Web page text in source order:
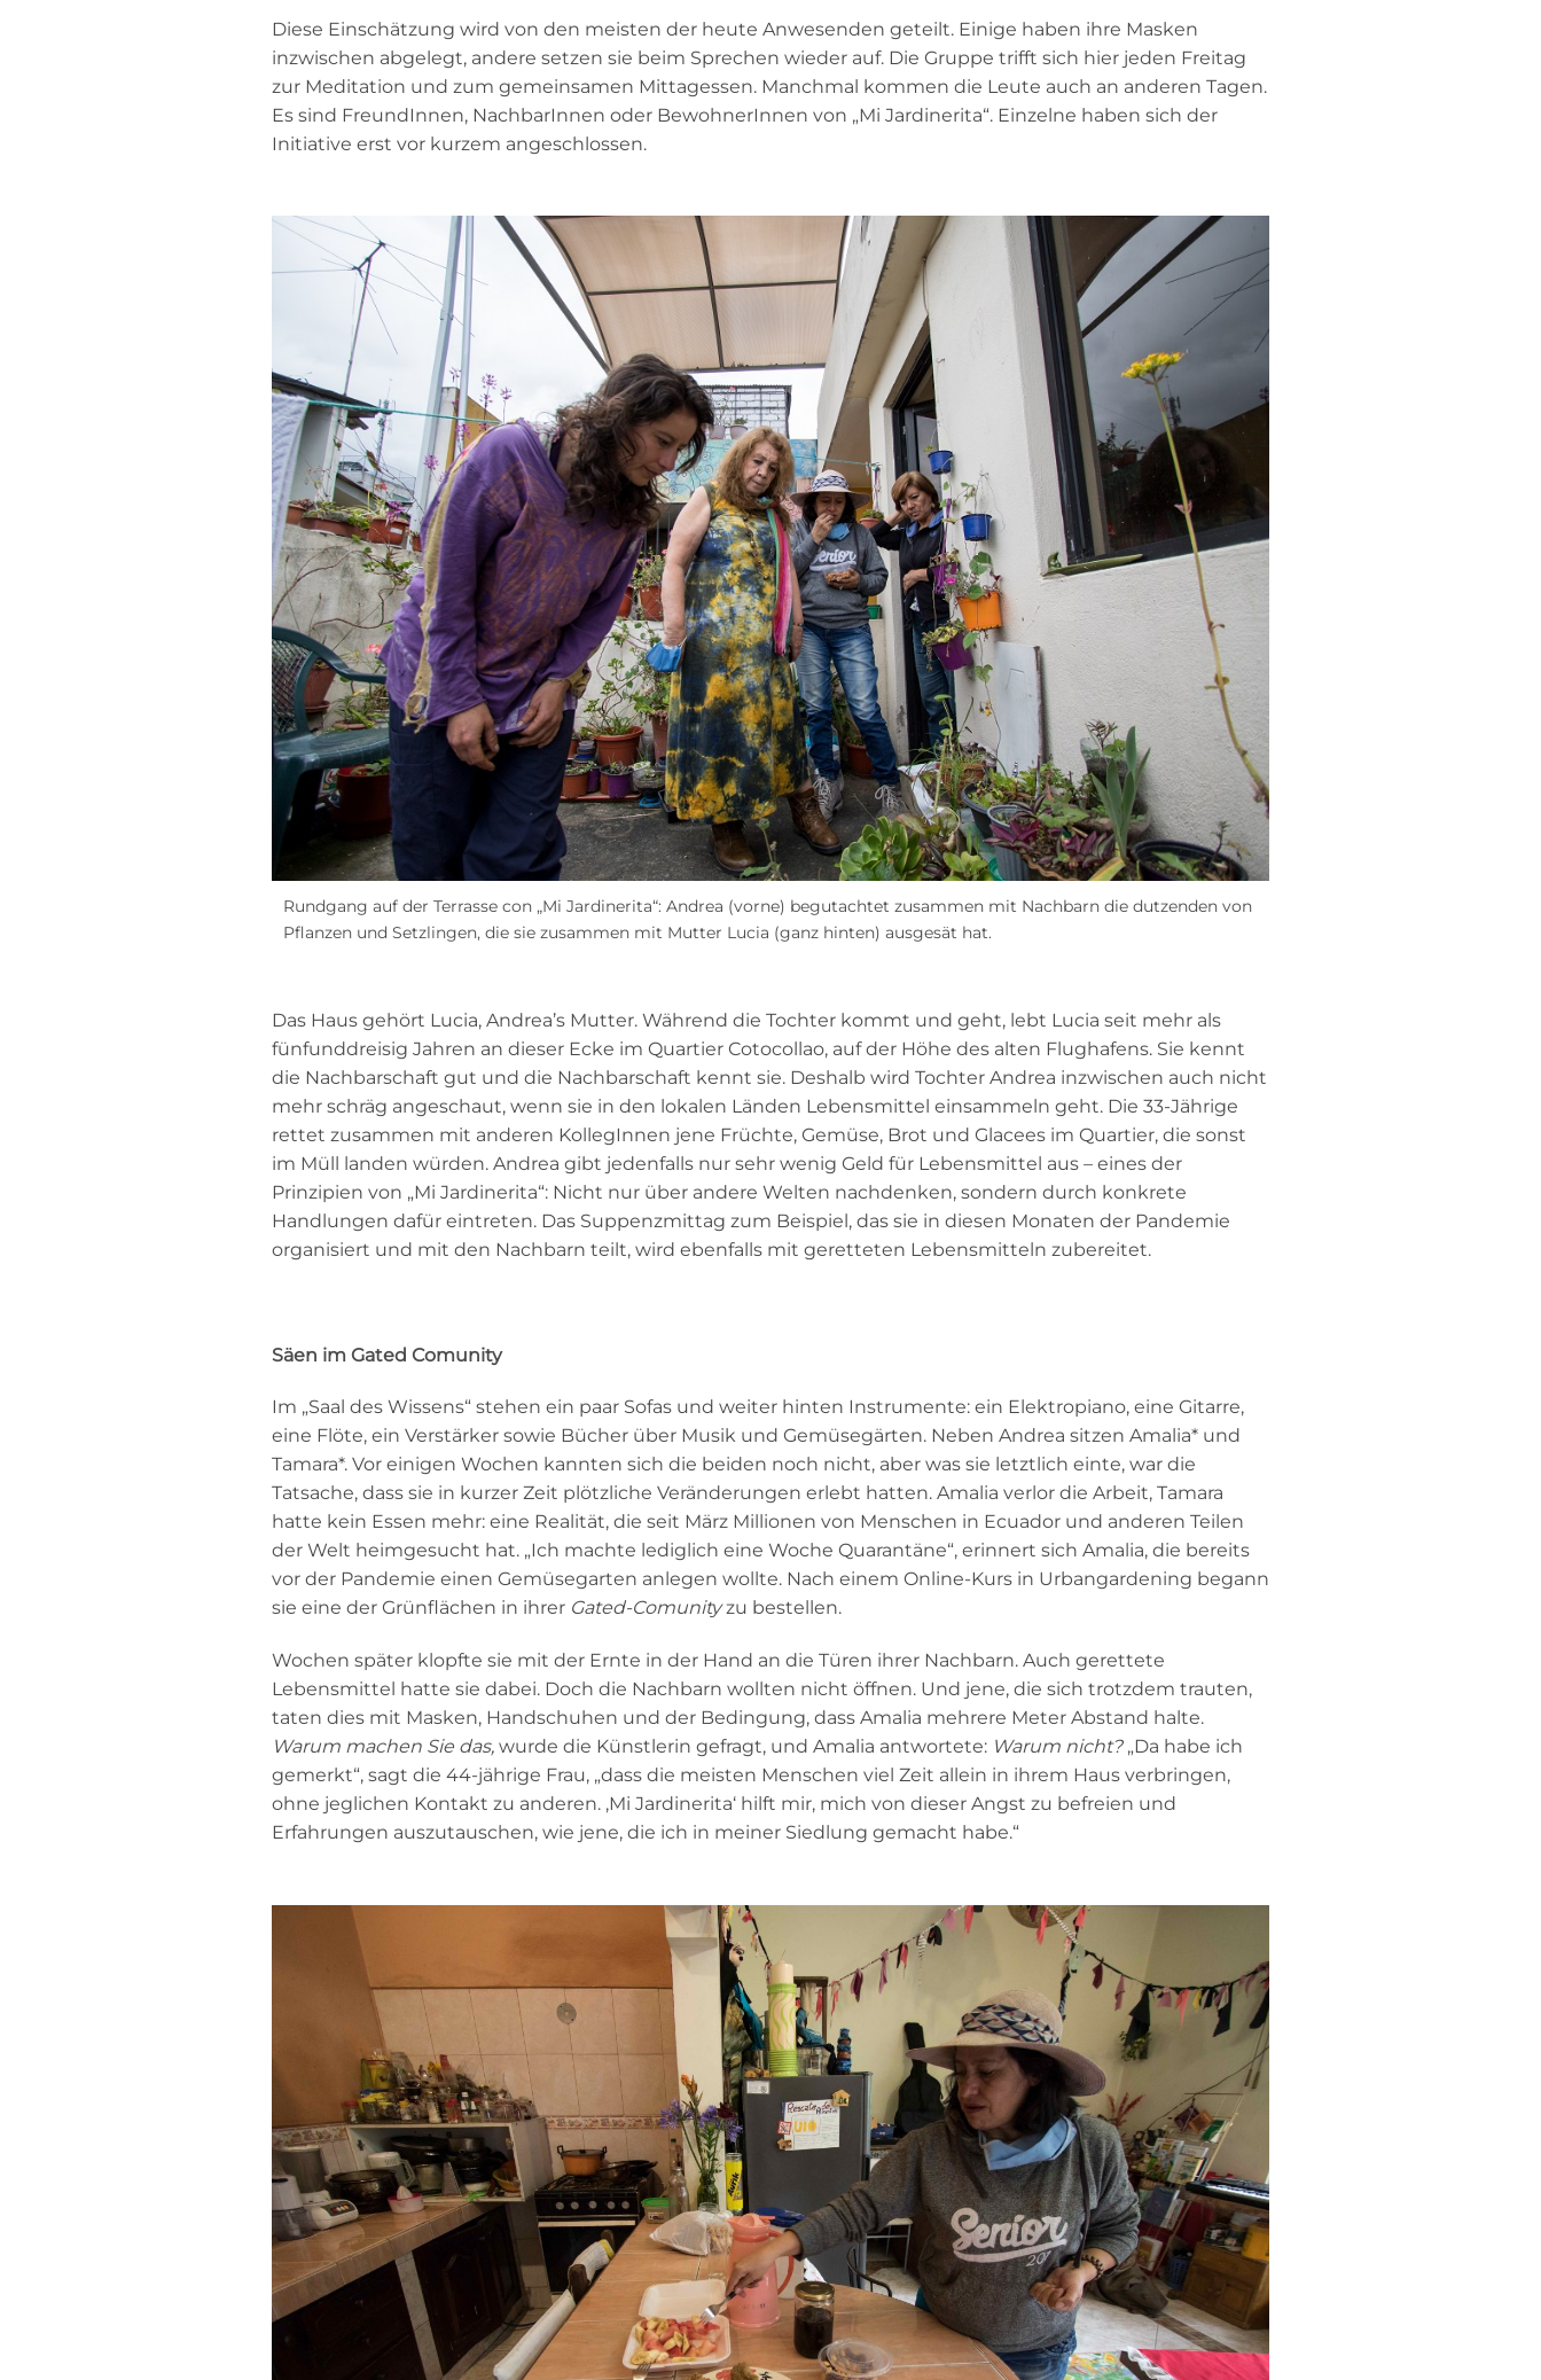
Diese Einschätzung wird von den meisten der heute Anwesenden geteilt. Einige haben ihre Masken
inzwischen abgelegt, andere setzen sie beim Sprechen wieder auf. Die Gruppe trifft sich hier jeden Freitag
zur Meditation und zum gemeinsamen Mittagessen. Manchmal kommen die Leute auch an anderen Tagen.
Es sind FreundInnen, NachbarInnen oder BewohnerInnen von „Mi Jardinerita“. Einzelne haben sich der
Initiative erst vor kurzem angeschlossen.
Rundgang auf der Terrasse con „Mi Jardinerita“: Andrea (vorne) begutachtet zusammen mit Nachbarn die dutzenden von
Pflanzen und Setzlingen, die sie zusammen mit Mutter Lucia (ganz hinten) ausgesät hat.
Das Haus gehört Lucia, Andrea’s Mutter. Während die Tochter kommt und geht, lebt Lucia seit mehr als
fünfunddreisig Jahren an dieser Ecke im Quartier Cotocollao, auf der Höhe des alten Flughafens. Sie kennt
die Nachbarschaft gut und die Nachbarschaft kennt sie. Deshalb wird Tochter Andrea inzwischen auch nicht
mehr schräg angeschaut, wenn sie in den lokalen Länden Lebensmittel einsammeln geht. Die 33-Jährige
rettet zusammen mit anderen KollegInnen jene Früchte, Gemüse, Brot und Glacees im Quartier, die sonst
im Müll landen würden. Andrea gibt jedenfalls nur sehr wenig Geld für Lebensmittel aus – eines der
Prinzipien von „Mi Jardinerita“: Nicht nur über andere Welten nachdenken, sondern durch konkrete
Handlungen dafür eintreten. Das Suppenzmittag zum Beispiel, das sie in diesen Monaten der Pandemie
organisiert und mit den Nachbarn teilt, wird ebenfalls mit geretteten Lebensmitteln zubereitet.
Säen im Gated Comunity
Im „Saal des Wissens“ stehen ein paar Sofas und weiter hinten Instrumente: ein Elektropiano, eine Gitarre,
eine Flöte, ein Verstärker sowie Bücher über Musik und Gemüsegärten. Neben Andrea sitzen Amalia* und
Tamara*. Vor einigen Wochen kannten sich die beiden noch nicht, aber was sie letztlich einte, war die
Tatsache, dass sie in kurzer Zeit plötzliche Veränderungen erlebt hatten. Amalia verlor die Arbeit, Tamara
hatte kein Essen mehr: eine Realität, die seit März Millionen von Menschen in Ecuador und anderen Teilen
der Welt heimgesucht hat. „Ich machte lediglich eine Woche Quarantäne“, erinnert sich Amalia, die bereits
vor der Pandemie einen Gemüsegarten anlegen wollte. Nach einem Online-Kurs in Urbangardening begann
sie eine der Grünflächen in ihrer Gated-Comunityzu bestellen.
Wochen später klopfte sie mit der Ernte in der Hand an die Türen ihrer Nachbarn. Auch gerettete
Lebensmittel hatte sie dabei. Doch die Nachbarn wollten nicht öffnen. Und jene, die sich trotzdem trauten,
taten dies mit Masken, Handschuhen und der Bedingung, dass Amalia mehrere Meter Abstand halte.
Warum machen Sie das, wurde die Künstlerin gefragt, und Amalia antwortete: Warum nicht?„Da habe ich
gemerkt“, sagt die 44-jährige Frau, „dass die meisten Menschen viel Zeit allein in ihrem Haus verbringen,
ohne jeglichen Kontakt zu anderen. ‚Mi Jardinerita‘ hilft mir, mich von dieser Angst zu befreien und
Erfahrungen auszutauschen, wie jene, die ich in meiner Siedlung gemacht habe.“